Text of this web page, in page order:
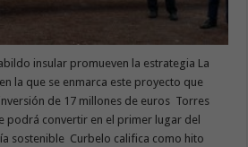
insular promueven la estrategia La
la que se enmarca este proyecto que
inversión de 17 millones de euros Torres
podrá convertir en el primer lugar del
sostenible Curbelo califica como hito